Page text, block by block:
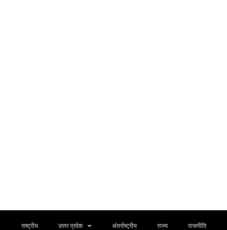
राष्ट्रीय उत्तर प्रदेश अंतर्राष्ट्रीय राज्य
राजनीति